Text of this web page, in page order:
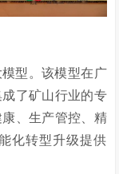
型。该模型在广
了矿山行业的专
、生产管控、精
化转型升级提供